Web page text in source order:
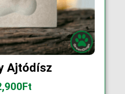
Ajtódísz
Ft